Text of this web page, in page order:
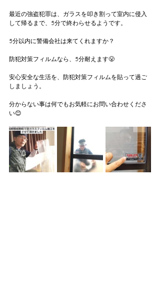
最近の強盗犯罪は、ガラスを叩き割って室内に侵入
して帰るまで、5分で終わらせるようです。
5分以内に警備会社は来てくれますか？
防犯対策フィルムなら、5分耐えます😤
安心安全な生活を、防犯対策フィルムを貼って過ご
しましょう。
分からない事は何でもお気軽にお問い合わせくださ
い😊